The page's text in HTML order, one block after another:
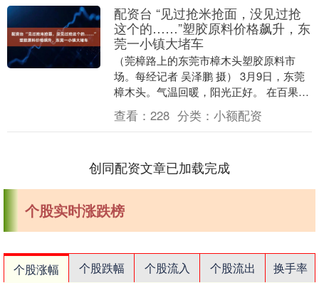
配资台 “见过抢米抢面，没见过抢
这个的……”塑胶原料价格飙升，东
莞一小镇大堵车
（莞樟路上的东莞市樟木头塑胶原料市
场。每经记者 吴泽鹏 摄） 3月9日，东莞
樟木头。气温回暖，阳光正好。 在百果洞
社区的莞樟路上，双向六车道的路面畅通
无阻，不时....
查看： 228 分类： 小额配资
创同配资文章已加载完成
个股实时涨跌榜
个股涨幅 个股跌幅 个股流入 个股流出
换手率